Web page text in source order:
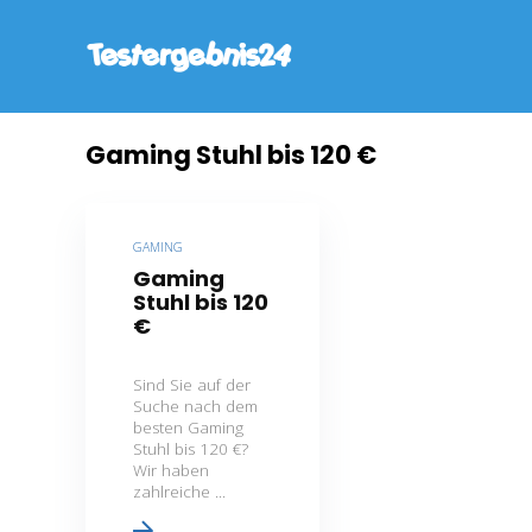
Gaming Stuhl bis 120 €
GAMING
Gaming
Stuhl bis 120
€
Sind Sie auf der
Suche nach dem
besten Gaming
Stuhl bis 120 €?
Wir haben
zahlreiche ...